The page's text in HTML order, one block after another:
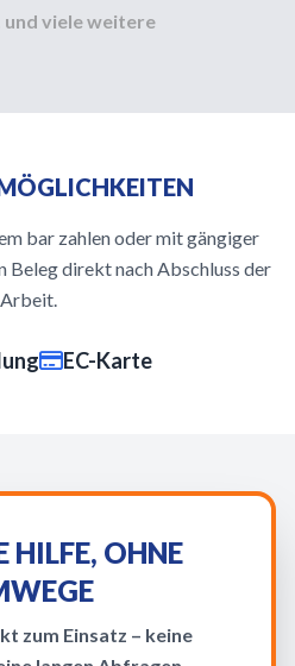
und viele weitere
bar zahlen oder mit gängiger
Beleg direkt nach Abschluss der
Arbeit.
EC-Karte
HILFE, OHNE
zum Einsatz – keine